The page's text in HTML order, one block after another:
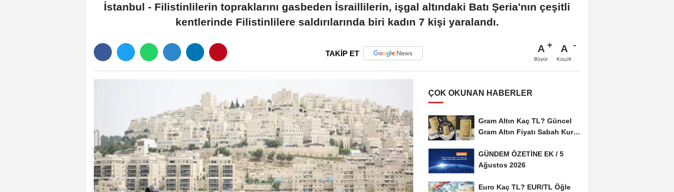
İstanbul - Filistinlilerin topraklarını gasbeden İsraillilerin, işgal altındaki Batı Şeria'nın çeşitli
kentlerinde Filistinlilere saldırılarında biri kadın 7 kişi yaralandı.
TAKİP ET A
Büyüt
A
Küçült
ÇOK OKUNAN HABERLER
Gram Altın Kaç TL? Güncel
Gram Altın Fiyatı Sabah Kuru
GÜNDEM ÖZETİNE EK / 5
Ağustos 2026
Euro Kaç TL? EUR/TL Öğle